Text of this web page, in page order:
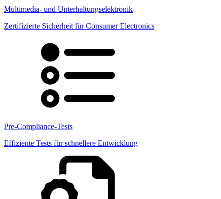
Multimedia- und Unterhaltungselektronik
Zertifizierte Sicherheit für Consumer Electronics
Pre-Compliance-Tests
Effiziente Tests für schnellere Entwicklung